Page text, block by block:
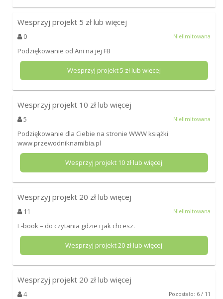
Wesprzyj projekt 5 zł lub więcej
0 Nielimitowana
Podziękowanie od Ani na jej FB
Wesprzyj projekt5 zł lub więcej
Wesprzyj projekt 10 zł lub więcej
5 Nielimitowana
Podziękowanie dla Ciebie na stronie WWW książki
www.przewodniknamibia.pl
Wesprzyj projekt 10 zł lub więcej
Wesprzyj projekt 20 zł lub więcej
11 Nielimitowana
E-book – do czytania gdzie i jak chcesz.
Wesprzyj projekt20 zł lub więcej
Wesprzyj projekt 20 zł lub więcej
4 Pozostało: 6 / 11